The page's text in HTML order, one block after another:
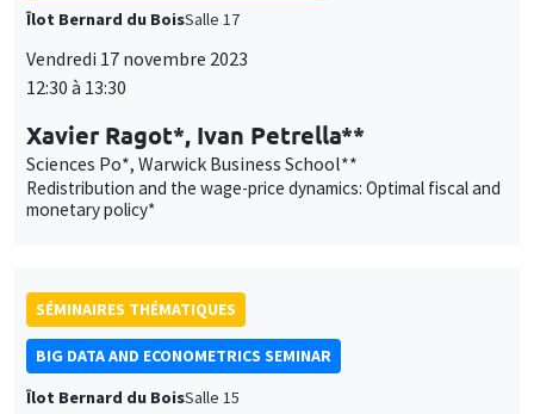
Îlot Bernard du BoisSalle 17
Vendredi 17 novembre 2023
12:30 à 13:30
Xavier Ragot*, Ivan Petrella**
Sciences Po*, Warwick Business School**
Redistribution and the wage-price dynamics: Optimal fiscal and
monetary policy*
SÉMINAIRES THÉMATIQUES
BIG DATA AND ECONOMETRICS SEMINAR
Îlot Bernard du BoisSalle 15